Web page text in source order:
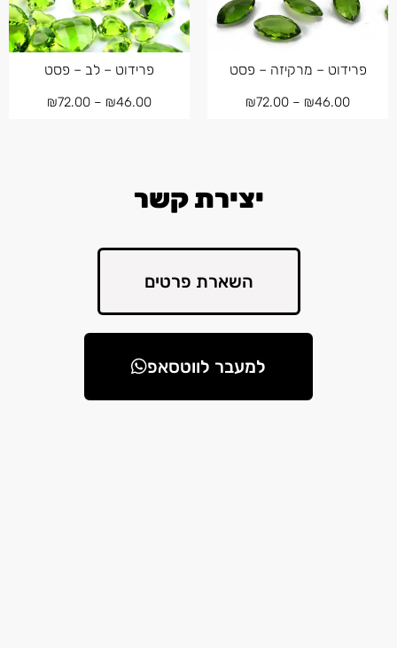
פרידוט – מרקיזה – פסט
₪46.00
–
₪72.00
פרידוט – לב – פסט
₪46.00
–
₪72.00
יצירת קשר
השארת פרטים
למעבר לווטסאפ